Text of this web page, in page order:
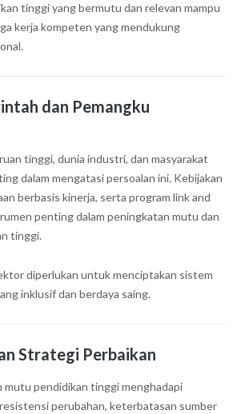
tinggi yang bermutu dan relevan mampu
kerja kompeten yang mendukung
dan Pemangku
tinggi, dunia industri, dan masyarakat
dalam mengatasi persoalan ini. Kebijakan
berbasis kinerja, serta program link and
penting dalam peningkatan mutu dan
tinggi.
diperlukan untuk menciptakan sistem
inklusif dan berdaya saing.
Strategi Perbaikan
mutu pendidikan tinggi menghadapi
perubahan, keterbatasan sumber